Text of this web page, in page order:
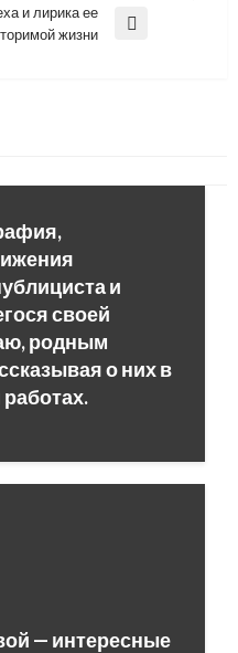
и лирика ее
жизни
и
своей
родным
о них в
— интересные